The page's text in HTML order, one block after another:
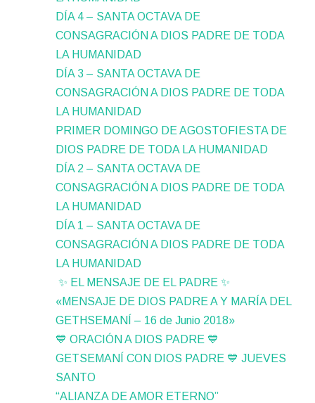
DÍA 4 – SANTA OCTAVA DE
CONSAGRACIÓN A DIOS PADRE DE TODA
LA HUMANIDAD
DÍA 3 – SANTA OCTAVA DE
CONSAGRACIÓN A DIOS PADRE DE TODA
LA HUMANIDAD
PRIMER DOMINGO DE AGOSTOFIESTA DE
DIOS PADRE DE TODA LA HUMANIDAD
DÍA 2 – SANTA OCTAVA DE
CONSAGRACIÓN A DIOS PADRE DE TODA
LA HUMANIDAD
DÍA 1 – SANTA OCTAVA DE
CONSAGRACIÓN A DIOS PADRE DE TODA
LA HUMANIDAD
✨ EL MENSAJE DE EL PADRE ✨
«MENSAJE DE DIOS PADRE A Y MARÍA DEL
GETHSEMANÍ – 16 de Junio 2018»
💙 ORACIÓN A DIOS PADRE 💙
GETSEMANÍ CON DIOS PADRE 💙 JUEVES
SANTO
“ALIANZA DE AMOR ETERNO”